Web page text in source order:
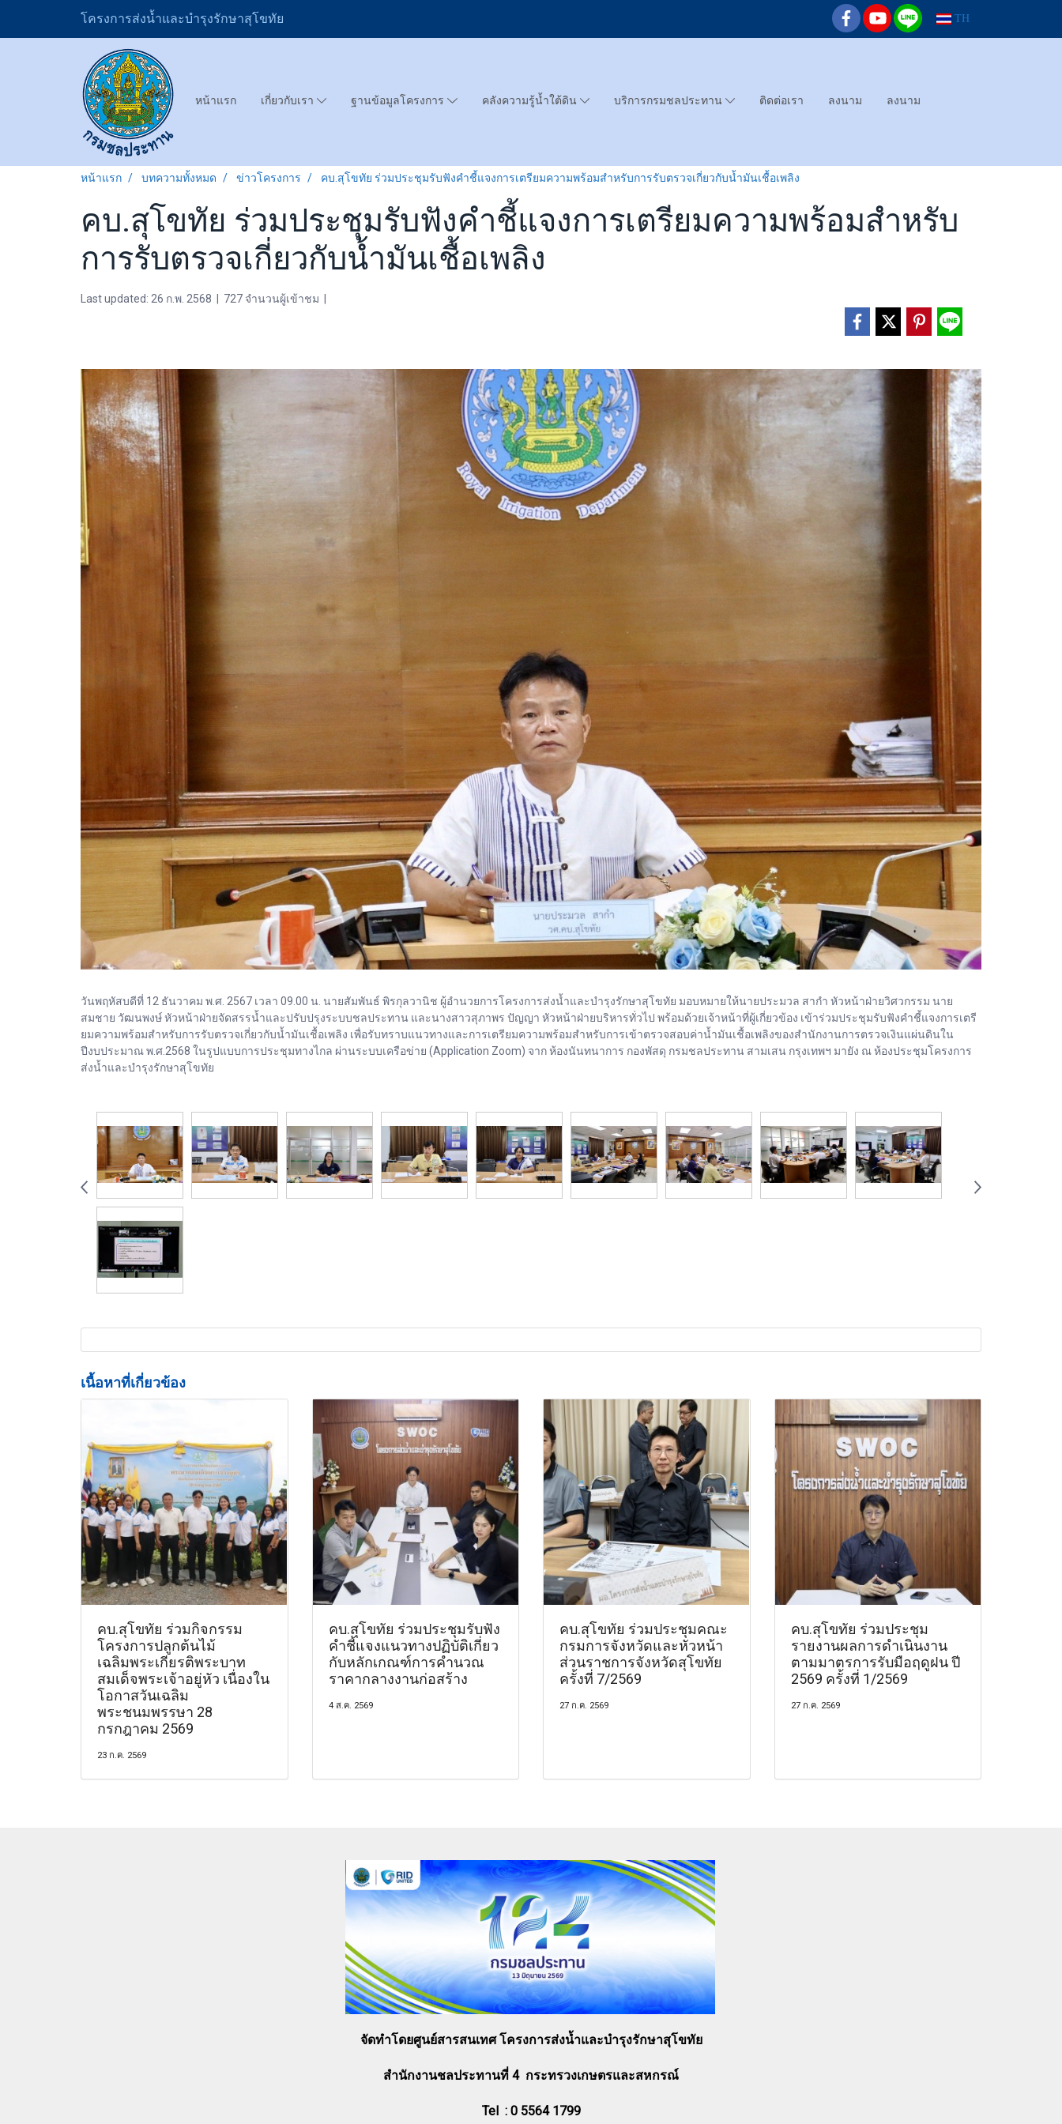
โครงการส่งน้ำและบำรุงรักษาสุโขทัย TH
หน้าแรก เกี่ยวกับเรา ฐานข้อมูลโครงการ คลังความรู้น้ำใต้ดิน บริการกรมชลประทาน ติดต่อเรา ลงนาม ลงนาม
หน้าแรก บทความทั้งหมด ข่าวโครงการ คบ.สุโขทัย ร่วมประชุมรับฟังคำชี้แจงการเตรียมความพร้อมสำหรับการรับตรวจเกี่ยวกับน้ำมันเชื้อเพลิง
คบ.สุโขทัย ร่วมประชุมรับฟังคำชี้แจงการเตรียมความพร้อมสำหรับ
การรับตรวจเกี่ยวกับน้ำมันเชื้อเพลิง
Last updated: 26 ก.พ. 2568 727 จำนวนผู้เข้าชม
วันพฤหัสบดีที่ 12 ธันวาคม พ.ศ. 2567 เวลา 09.00 น. นายสัมพันธ์ พิรกุลวานิช ผู้อำนวยการโครงการส่งน้ำและบำรุงรักษาสุโขทัย มอบหมายให้นายประมวล สากำ หัวหน้าฝ่ายวิศวกรรม นาย
สมชาย วัฒนพงษ์ หัวหน้าฝ่ายจัดสรรน้ำและปรับปรุงระบบชลประทาน และนางสาวสุภาพร ปัญญา หัวหน้าฝ่ายบริหารทั่วไป พร้อมด้วยเจ้าหน้าที่ผู้เกี่ยวข้อง เข้าร่วมประชุมรับฟังคำชี้แจงการเตรี
ยมความพร้อมสำหรับการรับตรวจเกี่ยวกับน้ำมันเชื้อเพลิง เพื่อรับทราบแนวทางและการเตรียมความพร้อมสำหรับการเข้าตรวจสอบค่าน้ำมันเชื้อเพลิงของสำนักงานการตรวจเงินแผ่นดินใน
ปีงบประมาณ พ.ศ.2568 ในรูปแบบการประชุมทางไกล ผ่านระบบเครือข่าย (Application Zoom) จาก ห้องนันทนาการ กองพัสดุ กรมชลประทาน สามเสน กรุงเทพฯ มายัง ณ ห้องประชุมโครงการ
ส่งน้ำและบำรุงรักษาสุโขทัย
เนื้อหาที่เกี่ยวข้อง
คบ.สุโขทัย ร่วมกิจกรรม
โครงการปลูกต้นไม้
เฉลิมพระเกียรติพระบาท
สมเด็จพระเจ้าอยู่หัว เนื่องใน
โอกาสวันเฉลิม
พระชนมพรรษา 28
กรกฎาคม 2569
23 ก.ค. 2569
คบ.สุโขทัย ร่วมประชุมรับฟัง
คำชี้แจงแนวทางปฏิบัติเกี่ยว
กับหลักเกณฑ์การคำนวณ
ราคากลางงานก่อสร้าง
4 ส.ค. 2569
คบ.สุโขทัย ร่วมประชุมคณะ
กรมการจังหวัดและหัวหน้า
ส่วนราชการจังหวัดสุโขทัย
ครั้งที่ 7/2569
27 ก.ค. 2569
คบ.สุโขทัย ร่วมประชุม
รายงานผลการดำเนินงาน
ตามมาตรการรับมือฤดูฝน ปี
2569 ครั้งที่ 1/2569
27 ก.ค. 2569
จัดทำโดยศูนย์สารสนเทศ โครงการส่งน้ำและบำรุงรักษาสุโขทัย
สำนักงานชลประทานที่ 4 กระทรวงเกษตรและสหกรณ์
Tel : 0 5564 1799